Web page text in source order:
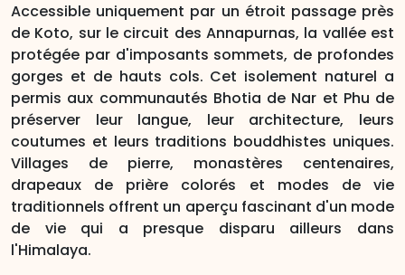
Accessible uniquement par un étroit passage près
de Koto, sur le circuit des Annapurnas, la vallée est
protégée par d'imposants sommets, de profondes
gorges et de hauts cols. Cet isolement naturel a
permis aux communautés Bhotia de Nar et Phu de
préserver leur langue, leur architecture, leurs
coutumes et leurs traditions bouddhistes uniques.
Villages de pierre, monastères centenaires,
drapeaux de prière colorés et modes de vie
traditionnels offrent un aperçu fascinant d'un mode
de vie qui a presque disparu ailleurs dans
l'Himalaya.